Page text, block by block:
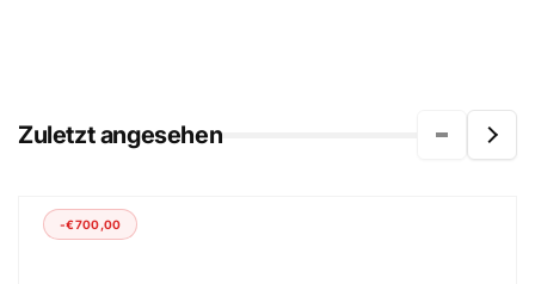
Zuletzt angesehen
-€700,00